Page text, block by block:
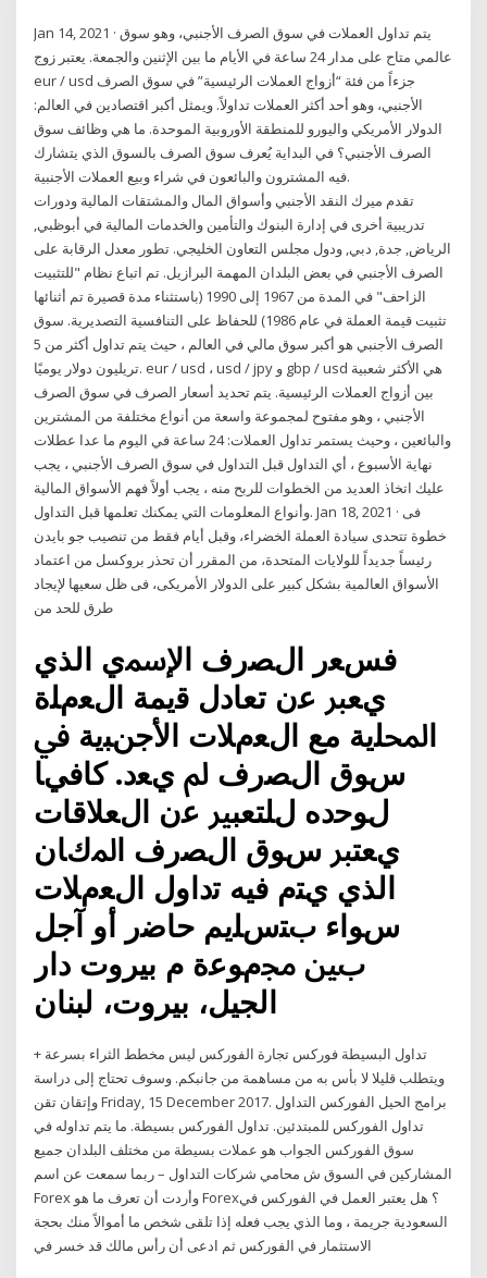
Jan 14, 2021 · يتم تداول العملات في سوق الصرف الأجنبي، وهو سوق
عالمي متاح على مدار 24 ساعة في الأيام ما بين الإثنين والجمعة. يعتبر زوج
eur / usd جزءاً من فئة “أزواج العملات الرئيسية” في سوق الصرف
الأجنبي، وهو أحد أكثر العملات تداولاً. ويمثل أكبر اقتصادين في العالم:
الدولار الأمريكي واليورو للمنطقة الأوروبية الموحدة. ما هي وظائف سوق
الصرف الأجنبي؟ في البداية يُعرف سوق الصرف بالسوق الذي يتشارك
فيه المشترون والبائعون في شراء وبيع العملات الأجنبية.
تقدم ميرك النقد الأجنبي وأسواق المال والمشتقات المالية ودورات
تدريبية أخرى في إدارة البنوك والتأمين والخدمات المالية في أبوظبي,
الرياض, جدة, دبي, ودول مجلس التعاون الخليجي. تطور معدل الرقابة على
الصرف الأجنبي في بعض البلدان المهمة البرازيل. تم اتباع نظام "للتثبيت
الزاحف" في المدة من 1967 إلى 1990 (باستثناء مدة قصيرة تم أثنائها
تثبيت قيمة العملة في عام 1986) للحفاظ على التنافسية التصديرية. سوق
الصرف الأجنبي هو أكبر سوق مالي في العالم ، حيث يتم تداول أكثر من 5
تريليون دولار يوميًا. eur / usd ، usd / jpy و gbp / usd هي الأكثر شعبية
بين أزواج العملات الرئيسية. يتم تحديد أسعار الصرف في سوق الصرف
الأجنبي ، وهو مفتوح لمجموعة واسعة من أنواع مختلفة من المشترين
والبائعين ، وحيث يستمر تداول العملات: 24 ساعة في اليوم ما عدا عطلات
نهاية الأسبوع ، أي التداول قبل التداول في سوق الصرف الأجنبي ، يجب
عليك اتخاذ العديد من الخطوات للربح منه ، يجب أولاً فهم الأسواق المالية
وأنواع المعلومات التي يمكنك تعلمها قبل التداول. Jan 18, 2021 · فى
خطوة تتحدى سيادة العملة الخضراء، وقبل أيام فقط من تنصيب جو بايدن
رئيساً جديداً للولايات المتحدة، من المقرر أن تحذر بروكسل من اعتماد
الأسواق العالمية بشكل كبير على الدولار الأمريكى، فى ظل سعيها لإيجاد
طرق للحد من
فسﻌر الﺼرف اﻹﲰي الذي
يﻌﱪ ﻋن ﺗﻌﺎدل ﻗيمة الﻌمﻠة
اﶈﻠية مع الﻌمﻼت اﻷجنﺒية ﰲ
سﻮق الﺼرف ﱂ يﻌد. ﻛﺎفيﺎ
لﻮﺣده لﻠﺘﻌﺒﲑ ﻋن الﻌﻼﻗﺎت
يﻌﺘﱪ سﻮق الﺼرف اﳌكﺎن
الذي يﺘم فيه ﺗداول الﻌمﻼت
سﻮاء بﺘسﻠيم ﺣﺎﺿر أو آجل
بﲔ ﳎمﻮﻋة م بيروت دار
الجيل، بيروت، لبنان
+ تداول البسيطة فوركس تجارة الفوركس ليس مخطط الثراء بسرعة
ويتطلب قليلا لا بأس به من مساهمة من جانبكم. وسوف تحتاج إلى دراسة
وإتقان تقن Friday, 15 December 2017. برامج الحيل الفوركس التداول
تداول الفوركس للمبتدئين. تداول الفوركس بسيطة. ما يتم تداوله في
سوق الفوركس الجواب هو عملات بسيطة من مختلف البلدان جميع
المشاركين في السوق ش محامي شركات التداول – ربما سمعت عن اسم
Forex وأردت أن تعرف ما هو Forex؟ هل يعتبر العمل في الفوركس في
السعودية جريمة ، وما الذي يجب فعله إذا تلقى شخص ما أموالاً منك بحجة
الاستثمار في الفوركس ثم ادعى أن رأس مالك قد خسر في